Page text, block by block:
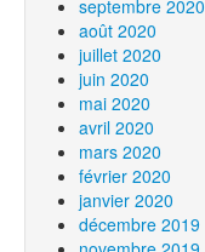
septembre 2020
août 2020
juillet 2020
juin 2020
mai 2020
avril 2020
mars 2020
février 2020
janvier 2020
décembre 2019